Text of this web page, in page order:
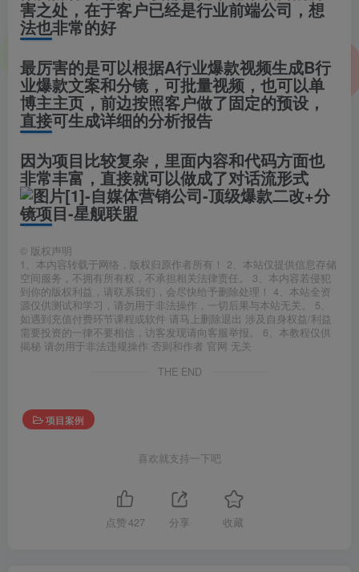
害之处，在于客户已经是行业前端公司，想
法也非常的好
最厉害的是可以根据A行业爆款视频生成B行
业爆款文案和分镜，可批量视频，也可以单
博主主页，前边按照客户做了固定的预设，
直接可生成详细的分析报告
因为项目比较复杂，里面内容和代码方面也
非常丰富，直接就可以做成了对话流形式
© 版权声明
1、本内容转载于网络，版权归原作者所有！ 2、本站仅提供信息存储
空间服务，不拥有所有权，不承担相关法律责任。 3、本内容若侵犯
到你的版权利益，请联系我们，会尽快给予删除处理！ 4、本站全资
源仅供测试和学习，请勿用于非法操作，一切后果与本站无关。 5、
如遇到充值付费环节课程或软件 请马上删除退出 涉及自身权益/利益
需要投资的一律不要相信，访客发现请向客服举报。 6、本教程仅供
揭秘 请勿用于非法违规操作 否则和作者 官网 无关
THE END
项目案例
喜欢就支持一下吧
点赞 427 分享 收藏